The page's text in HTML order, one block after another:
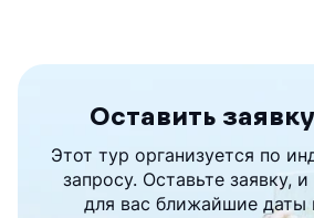
Оставить
Этот тур организуется по
запросу. Оставьте заявку,
для вас ближайшие